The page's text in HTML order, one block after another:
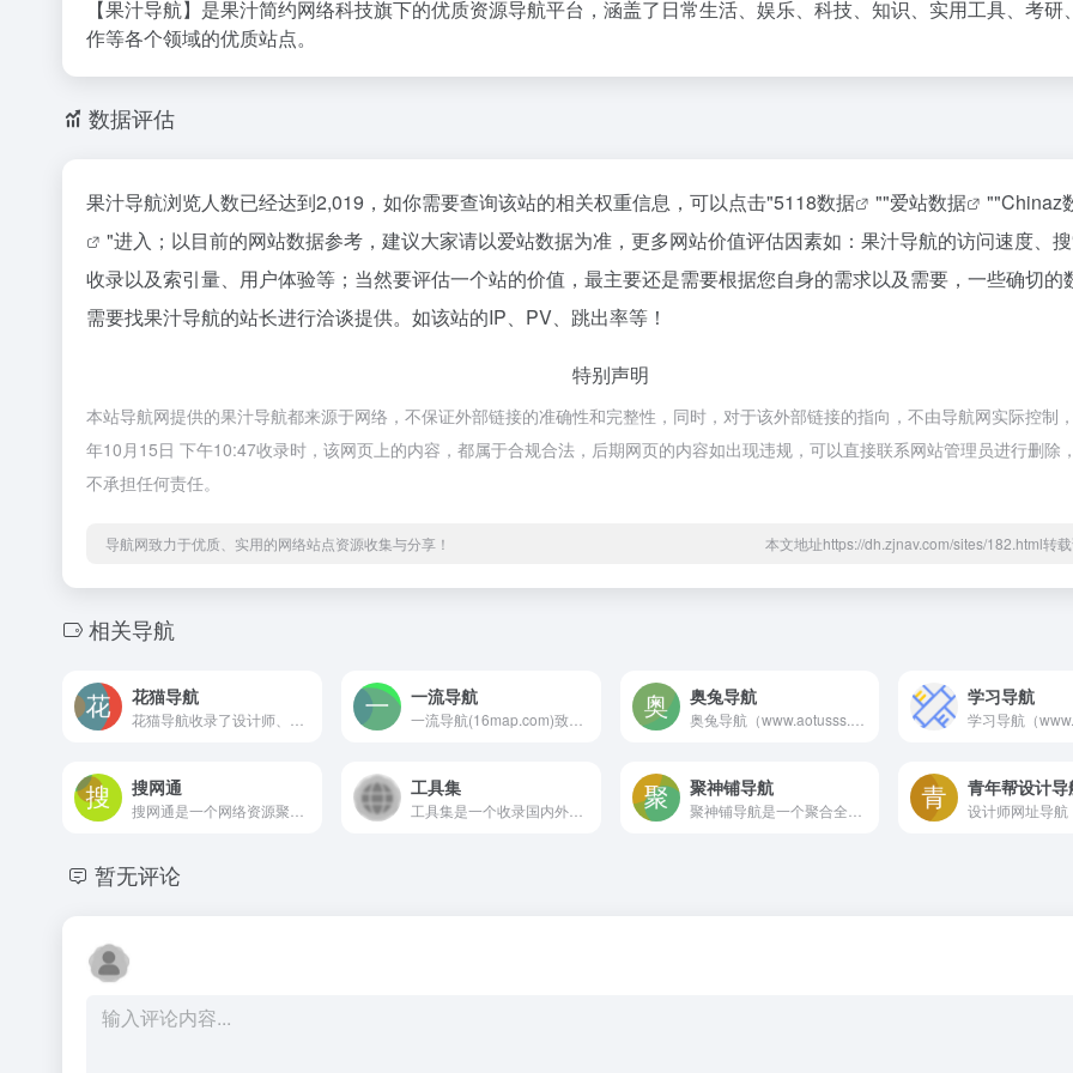
【果汁导航】是果汁简约网络科技旗下的优质资源导航平台，涵盖了日常生活、娱乐、科技、知识、实用工具、考研
作等各个领域的优质站点。
数据评估
果汁导航浏览人数已经达到2,019，如你需要查询该站的相关权重信息，可以点击"5118数据 ""爱站数据 ""Chinaz
"进入；以目前的网站数据参考，建议大家请以爱站数据为准，更多网站价值评估因素如：果汁导航的访问速度、
收录以及索引量、用户体验等；当然要评估一个站的价值，最主要还是需要根据您自身的需求以及需要，一些确切的
需要找果汁导航的站长进行洽谈提供。如该站的IP、PV、跳出率等！
特别声明
本站导航网提供的果汁导航都来源于网络，不保证外部链接的准确性和完整性，同时，对于该外部链接的指向，不由导航网实际控制
年10月15日 下午10:47收录时，该网页上的内容，都属于合规合法，后期网页的内容如出现违规，可以直接联系网站管理员进行删除
不承担任何责任。
导航网致力于优质、实用的网络站点资源收集与分享！ 本文地址https://dh.zjnav.com/sites/182.html转
相关导航
花猫导航 一流导航
一流导航(16map.com)致力于打造国内最好的互联网上优质网站网址大全，收录了全网好用强大的网站网址和软件包括设计、开发、影视、人工智能、AI、运营、生活、休闲、办公、工具、资源等超全面的网址和职业技巧内容，让您的上网体验更便捷更放心，努力成为全民级人人都在用的网址导航。
奥兔导航 学习导航
搜网通 工具集
工具集是一个收录国内外宝藏工具的导航网站，属于终极导航优选工具网站，不管是找修图工具、作图工具、下载工具、解析工具、便民工具、音频工具、视频工具、效率工具等都可以来工具集。
聚神铺导航 青年帮设计导
暂无评论